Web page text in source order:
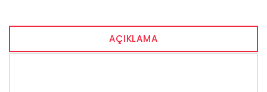
AÇIKLAMA